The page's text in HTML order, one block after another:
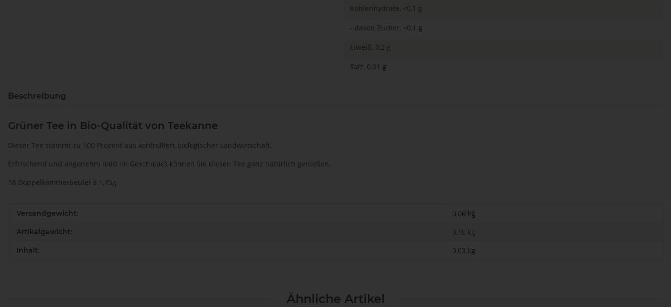
Kohlenhydrate, <0,1 g
- davon Zucker, <0,1 g
Eiweiß, 0,2 g
Salz, 0,01 g
Beschreibung
Grüner Tee in Bio-Qualität von Teekanne
Dieser Tee stammt zu 100 Prozent aus kontrolliert biologischer Landwirtschaft.
Erfrischend und angenehm mild im Geschmack können Sie diesen Tee ganz natürlich genießen.
18 Doppelkammerbeutel à 1,75g
Produkteigenschaft
Wert
Versandgewicht: 0,06 kg
Artikelgewicht: 0,10 kg
Inhalt: 0,03 kg
Ähnliche Artikel